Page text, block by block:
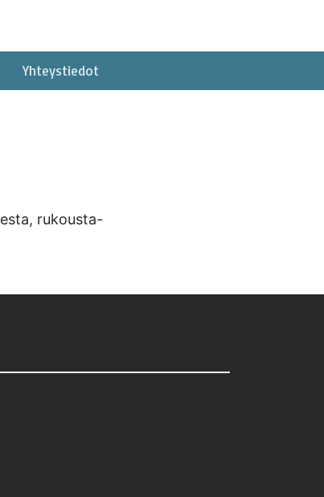
Yhteystiedot
rukousta-